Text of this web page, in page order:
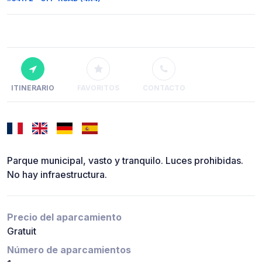
ITINERARIO FAVORITOS CONTACTO
Parque municipal, vasto y tranquilo. Luces prohibidas.
No hay infraestructura.
Precio del aparcamiento
Gratuit
Número de aparcamientos